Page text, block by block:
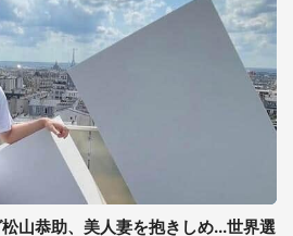
山恭助、美人妻を抱きしめ...世界選